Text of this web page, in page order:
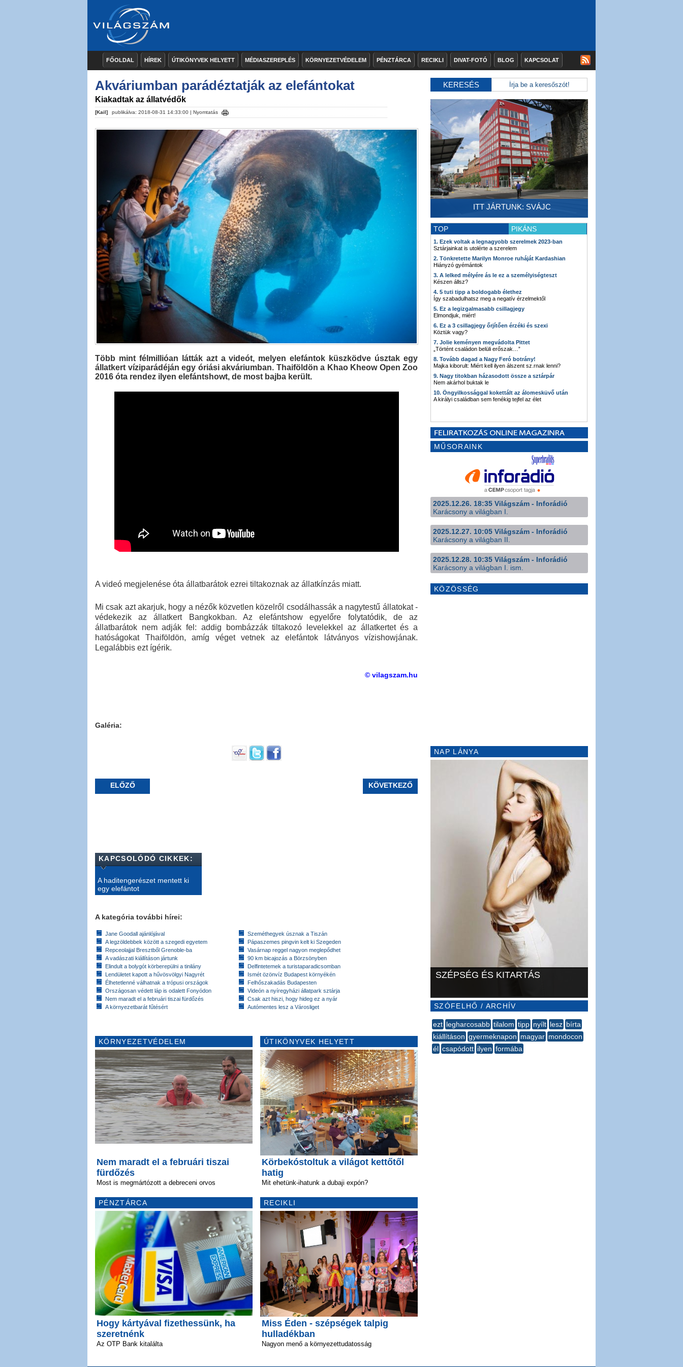
FŐOLDAL HÍREK ÚTIKÖNYVEK HELYETT MÉDIASZEREPLÉS KÖRNYEZETVÉDELEM PÉNZTÁRCA RECIKLI DIVAT-FOTÓ BLOG KAPCSOLAT
Akváriumban parádéztatják az elefántokat
Kiakadtak az állatvédők
[Kail] publikálva: 2018-08-31 14:33:00 | Nyomtatás
Több mint félmillióan látták azt a videót, melyen elefántok küszködve úsztak egy
állatkert víziparádéján egy óriási akváriumban. Thaiföldön a Khao Kheow Open Zoo
2016 óta rendez ilyen elefántshowt, de most bajba került.
A videó megjelenése óta állatbarátok ezrei tiltakoznak az állatkínzás miatt.
Mi csak azt akarjuk, hogy a nézők közvetlen közelről csodálhassák a nagytestű állatokat -
védekezik az állatkert Bangkokban. Az elefántshow egyelőre folytatódik, de az
állatbarátok nem adják fel: addig bombázzák tiltakozó levelekkel az állatkertet és a
hatóságokat Thaiföldön, amíg véget vetnek az elefántok látványos vízishowjának.
Legalábbis ezt ígérik.
© vilagszam.hu
Galéria:
ELŐZŐ KÖVETKEZŐ
KAPCSOLÓDÓ CIKKEK:
A haditengerészet mentett ki
egy elefántot
A kategória további hírei:
Jane Goodall ajánlójával
A legzöldebbek között a szegedi egyetem
Repceolajjal Bresztből Grenoble-ba
A vadászati kiállításon jártunk
Elindult a bolygót körberepülni a tinilány
Lendületet kapott a hűvösvölgyi Nagyrét
Élhetetlenné válhatnak a trópusi országok
Országosan védett láp is odalett Fonyódon
Nem maradt el a februári tiszai fürdőzés
A környezetbarát fűtésért
Szeméthegyek úsznak a Tiszán
Pápaszemes pingvin kelt ki Szegeden
Vasárnap reggel nagyon meglepődhet
90 km bicajozás a Börzsönyben
Delfintetemek a turistaparadicsomban
Ismét özönvíz Budapest környékén
Felhőszakadás Budapesten
Videón a nyíregyházi állatpark sztárja
Csak azt hiszi, hogy hideg ez a nyár
Autómentes lesz a Városliget
KÖRNYEZETVÉDELEM
Nem maradt el a februári tiszai
fürdőzés
Most is megmártózott a debreceni orvos
PÉNZTÁRCA
Hogy kártyával fizethessünk, ha
szeretnénk
Az OTP Bank kitalálta
ÚTIKÖNYVEK HELYETT
Körbekóstoltuk a világot kettőtől
hatig
Mit ehetünk-ihatunk a dubaji expón?
RECIKLI
Miss Éden - szépségek talpig
hulladékban
Nagyon menő a környezettudatosság
KERESÉS
ITT JÁRTUNK: SVÁJC
TOP PIKÁNS
1. Ezek voltak a legnagyobb szerelmek 2023-ban
Sztárjainkat is utolérte a szerelem
2. Tönkretette Marilyn Monroe ruháját Kardashian
Hiányzó gyémántok
3. A lelked mélyére ás le ez a személyiségteszt
Készen állsz?
4. 5 tuti tipp a boldogabb élethez
Így szabadulhatsz meg a negatív érzelmektől
5. Ez a legizgalmasabb csillagjegy
Elmondjuk, miért!
6. Ez a 3 csillagjegy őrjítően érzéki és szexi
Köztük vagy?
7. Jolie keményen megvádolta Pittet
„Történt családon belüli erőszak…”
8. Tovább dagad a Nagy Feró botrány!
Majka kiborult: Miért kell ilyen álszent sz.rnak lenni?
9. Nagy titokban házasodott össze a sztárpár
Nem akárhol buktak le
10. Öngyilkossággal kokettált az álomesküvő után
A királyi családban sem fenékig tejfel az élet
MŰSORAINK
2025.12.26. 18:35 Világszám - Inforádió
Karácsony a világban I.
2025.12.27. 10:05 Világszám - Inforádió
Karácsony a világban II.
2025.12.28. 10:35 Világszám - Inforádió
Karácsony a világban I. ism.
KÖZÖSSÉG
NAP LÁNYA
SZÉPSÉG ÉS KITARTÁS
SZÓFELHŐ / ARCHÍV
ezt legharcosabb tilalom tipp nyílt lesz bírta
kiállításon gyermeknapon magyar mondocon
él csapódott ilyen formába